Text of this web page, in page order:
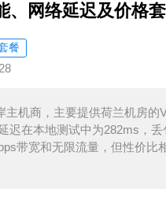
网络延迟及价格
餐
机商，主要提供荷兰机房的
迟在本地测试中为282ms，
带宽和无限流量，但性价比